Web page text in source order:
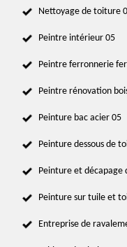
Nettoyage de toiture
Peintre intérieur 05
Peintre ferronnerie
Peintre rénovation
Peinture bac acier 05
Peinture dessous de
Peinture et décapage
Peinture sur tuile et
Entreprise de